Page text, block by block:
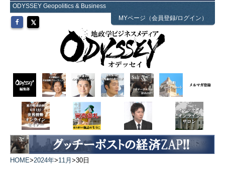
ODYSSEY Geopolitics & Business
MYページ（会員登録/ログイン）
HOME>2024年>11月 >30日